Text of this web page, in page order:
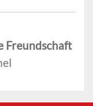
Freundschaft